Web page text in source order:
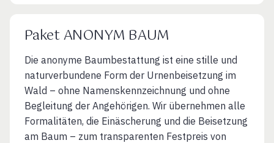
Paket ANONYM BAUM
Die anonyme Baumbestattung ist eine stille und
naturverbundene Form der Urnenbeisetzung im
Wald – ohne Namenskennzeichnung und ohne
Begleitung der Angehörigen. Wir übernehmen alle
Formalitäten, die Einäscherung und die Beisetzung
am Baum – zum transparenten Festpreis von